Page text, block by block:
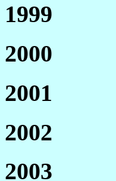
1999
2000
2001
2002
2003